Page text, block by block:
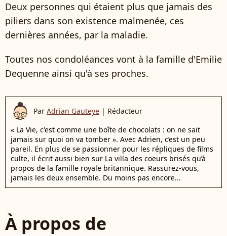
Deux personnes qui étaient plus que jamais des
piliers dans son existence malmenée, ces
dernières années, par la maladie.
Toutes nos condoléances vont à la famille d'Emilie
Dequenne ainsi qu'à ses proches.
Par Adrian Gauteye | Rédacteur
« La Vie, c'est comme une boîte de chocolats : on ne sait
jamais sur quoi on va tomber ». Avec Adrien, c’est un peu
pareil. En plus de se passionner pour les répliques de films
culte, il écrit aussi bien sur La villa des coeurs brisés qu’à
propos de la famille royale britannique. Rassurez-vous,
jamais les deux ensemble. Du moins pas encore...
À propos de